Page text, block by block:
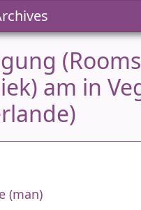
am in
(man)